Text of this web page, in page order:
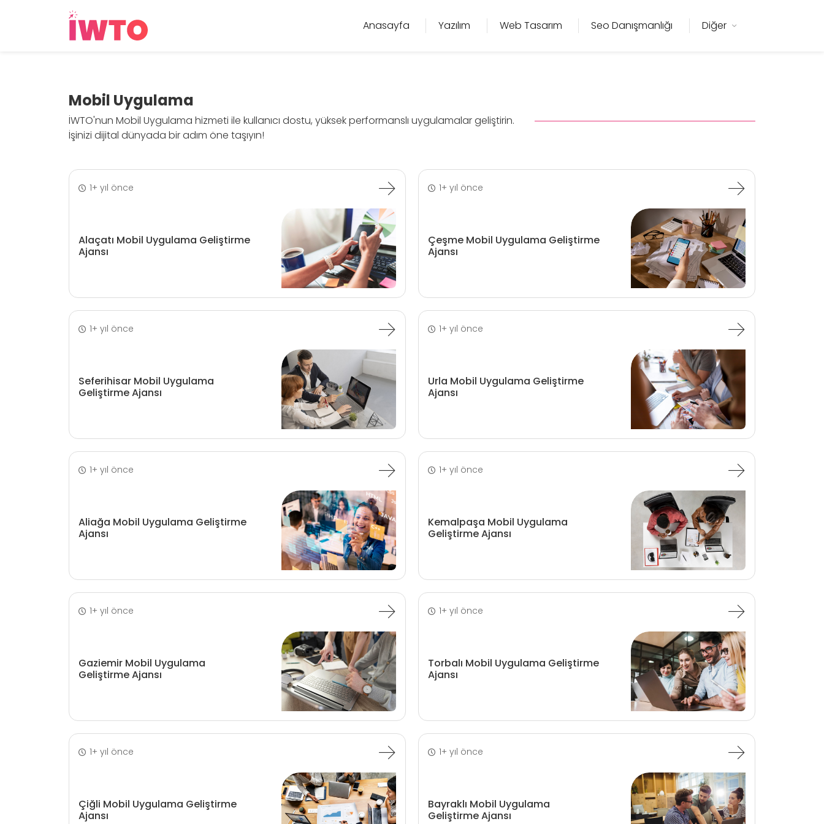
Anasayfa Yazılım Web Tasarım Seo Danışmanlığı Diğer
Mobil Uygulama
İWTO'nun Mobil Uygulama hizmeti ile kullanıcı dostu, yüksek performanslı uygulamalar geliştirin.
İşinizi dijital dünyada bir adım öne taşıyın!
1+ yıl önce
Alaçatı Mobil Uygulama Geliştirme
Ajansı
1+ yıl önce
Çeşme Mobil Uygulama Geliştirme
Ajansı
1+ yıl önce
Seferihisar Mobil Uygulama
Geliştirme Ajansı
1+ yıl önce
Urla Mobil Uygulama Geliştirme
Ajansı
1+ yıl önce
Aliağa Mobil Uygulama Geliştirme
Ajansı
1+ yıl önce
Kemalpaşa Mobil Uygulama
Geliştirme Ajansı
1+ yıl önce
Gaziemir Mobil Uygulama
Geliştirme Ajansı
1+ yıl önce
Torbalı Mobil Uygulama Geliştirme
Ajansı
1+ yıl önce
Çiğli Mobil Uygulama Geliştirme
Ajansı
1+ yıl önce
Bayraklı Mobil Uygulama
Geliştirme Ajansı